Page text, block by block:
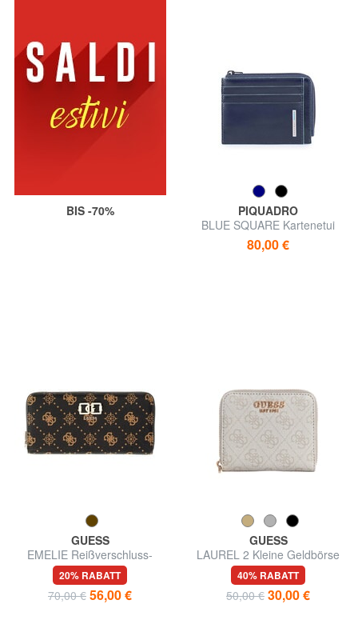
BIS -70%
PIQUADRO
BLUE SQUARE Kartenetui
aus Leder, mit Reißverschluss
80,00 €
GUESS
EMELIE Reißverschluss-
Geldbörse
20% RABATT
70,00 € 56,00 €
GUESS
LAUREL 2 Kleine Geldbörse
mit Rundum-Reißverschluss
40% RABATT
50,00 € 30,00 €